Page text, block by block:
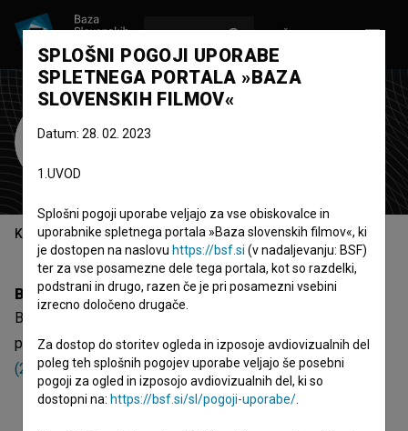
Borut Atlagič
Kazalo
Biografija
Borut Atlagič je producent in soproducent. Najodmevnejši
projekti, pri katerih je sodeloval, soPošvedrani klavir
(2022),LGBT_SLO_1984 (2022)inV tišini življenja (2024)
SPLOŠNI POGOJI UPORABE
SPLETNEGA PORTALA »BAZA
SLOVENSKIH FILMOV«
Datum: 28. 02. 2023
1.UVOD
Splošni pogoji uporabe veljajo za vse obiskovalce in
uporabnike spletnega portala »Baza slovenskih filmov«, ki
je dostopen na naslovu https://bsf.si (v nadaljevanju: BSF)
ter za vse posamezne dele tega portala, kot so razdelki,
podstrani in drugo, razen če je pri posamezni vsebini
izrecno določeno drugače.
Za dostop do storitev ogleda in izposoje avdiovizualnih del
poleg teh splošnih pogojev uporabe veljajo še posebni
pogoji za ogled in izposojo avdiovizualnih del, ki so
dostopni na: https://bsf.si/sl/pogoji-uporabe/